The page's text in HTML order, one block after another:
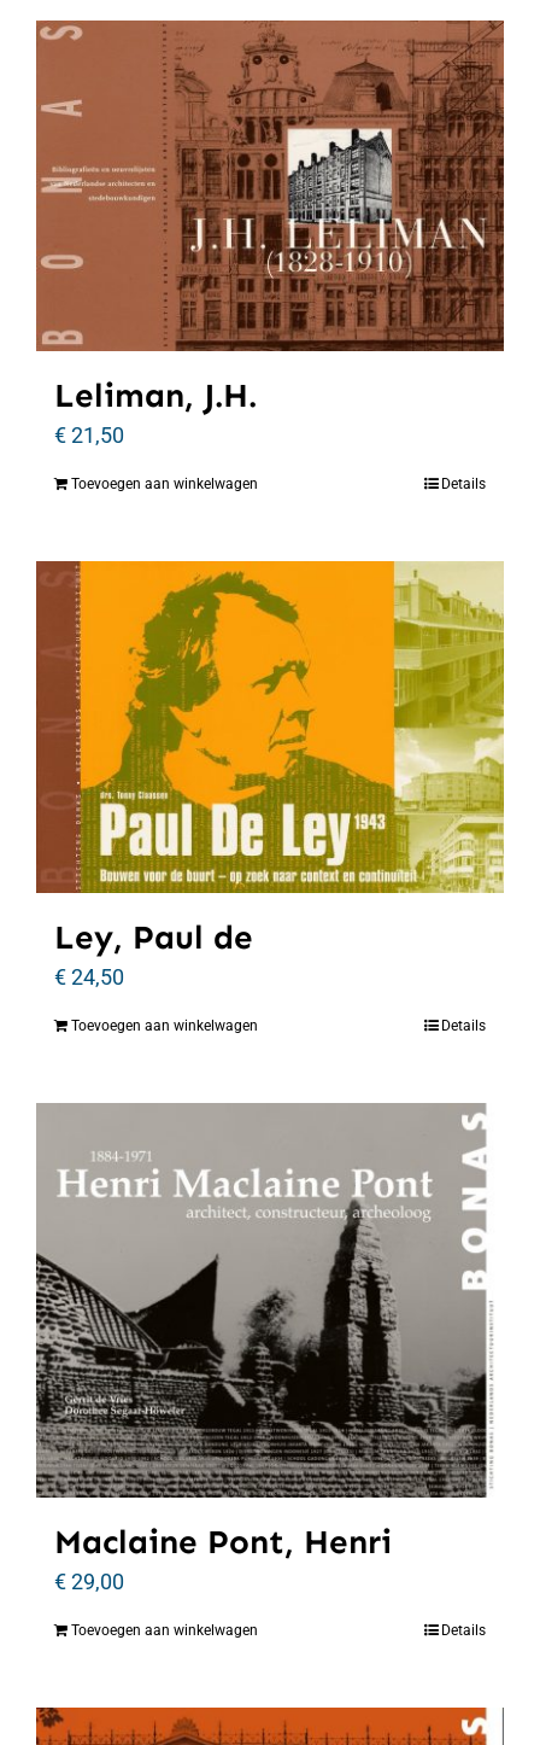
Leliman, J.H.
€21,50
Toevoegen aan winkelwagen Details
Ley, Paul de
€24,50
Toevoegen aan winkelwagen Details
Maclaine Pont, Henri
€29,00
Toevoegen aan winkelwagen Details